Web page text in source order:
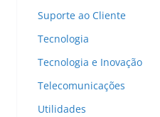
Suporte ao Cliente
Tecnologia
Tecnologia e Inovação
Telecomunicações
Utilidades